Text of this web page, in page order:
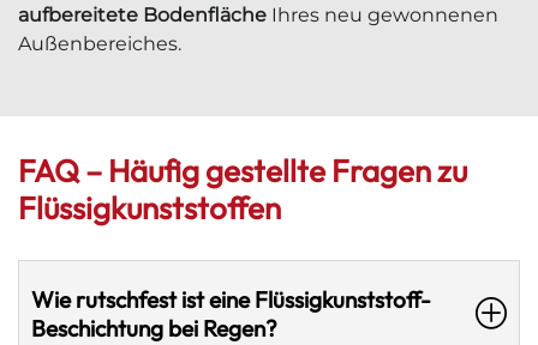
aufbereitete Bodenfläche Ihres neu gewonnenen
Außenbereiches.
FAQ – Häufig gestellte Fragen zu
Flüssigkunststoffen
Wie rutschfest ist eine Flüssigkunststoff-
Beschichtung bei Regen?